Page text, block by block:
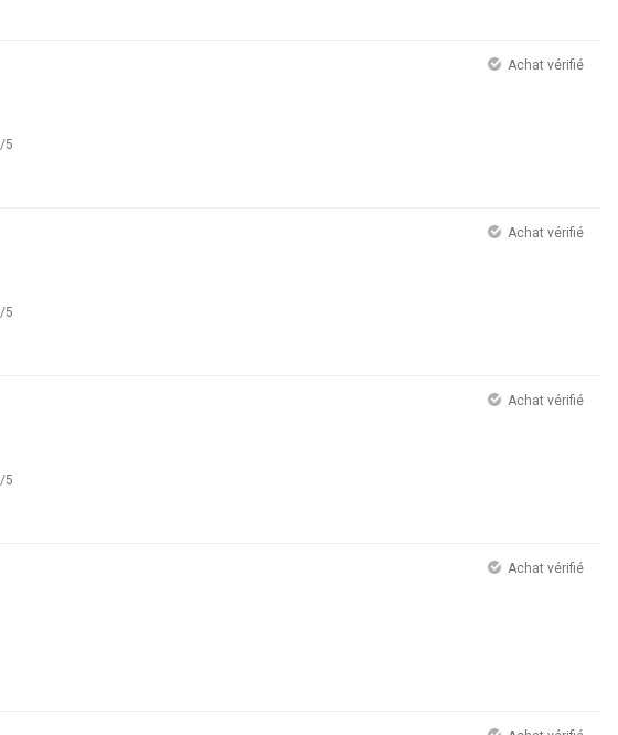
Achat vérifié
/5
Achat vérifié
/5
Achat vérifié
/5
Achat vérifié